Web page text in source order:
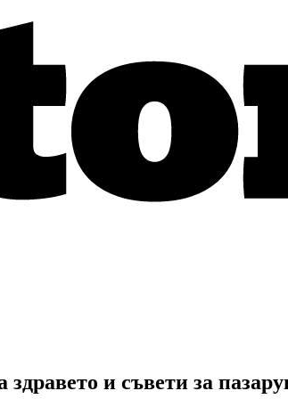
и съвети за